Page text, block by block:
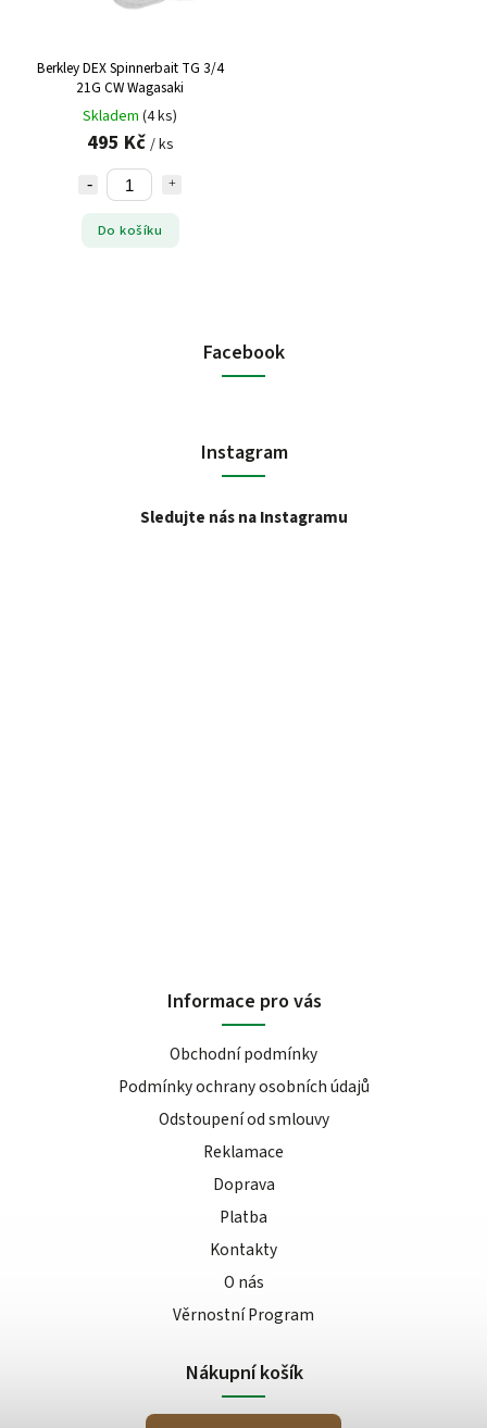
Berkley DEX Spinnerbait TG 3/4
21G CW Wagasaki
Skladem (4 ks)
495 Kč / ks
Do košíku
Facebook
Instagram
Sledujte nás na Instagramu
Informace pro vás
Obchodní podmínky
Podmínky ochrany osobních údajů
Odstoupení od smlouvy
Reklamace
Doprava
Platba
Kontakty
O nás
Věrnostní Program
Nákupní košík